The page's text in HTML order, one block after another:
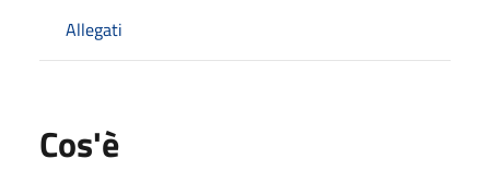
Allegati
Cos'è